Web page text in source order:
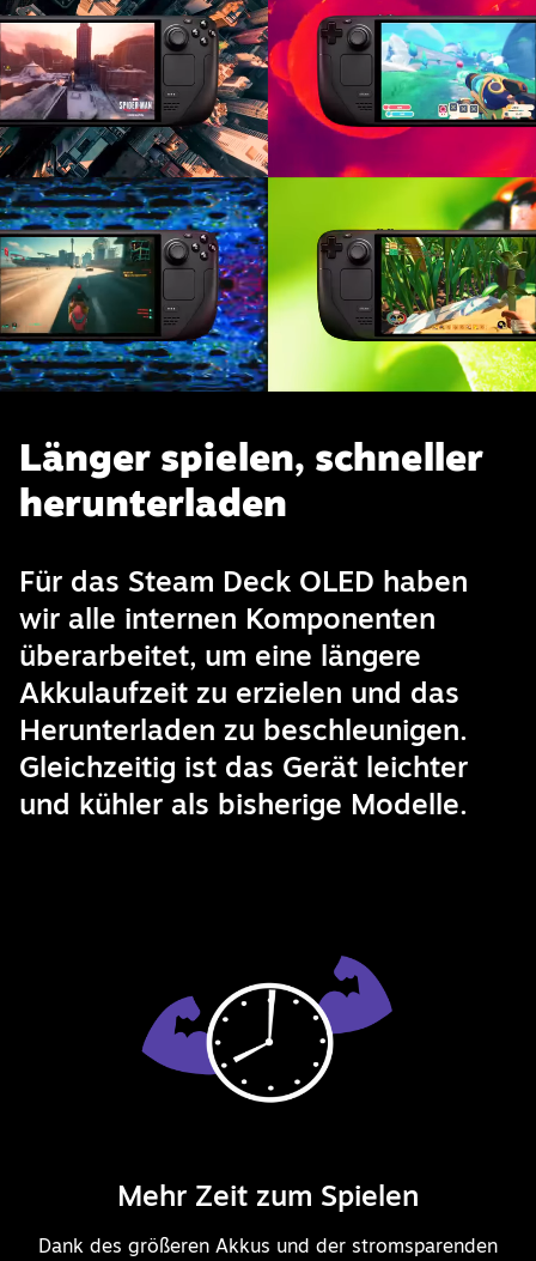
Länger spielen, schneller
herunterladen
Für das Steam Deck OLED haben
wir alle internen Komponenten
überarbeitet, um eine längere
Akkulaufzeit zu erzielen und das
Herunterladen zu beschleunigen.
Gleichzeitig ist das Gerät leichter
und kühler als bisherige Modelle.
Mehr Zeit zum Spielen
Dank des größeren Akkus und der stromsparenden